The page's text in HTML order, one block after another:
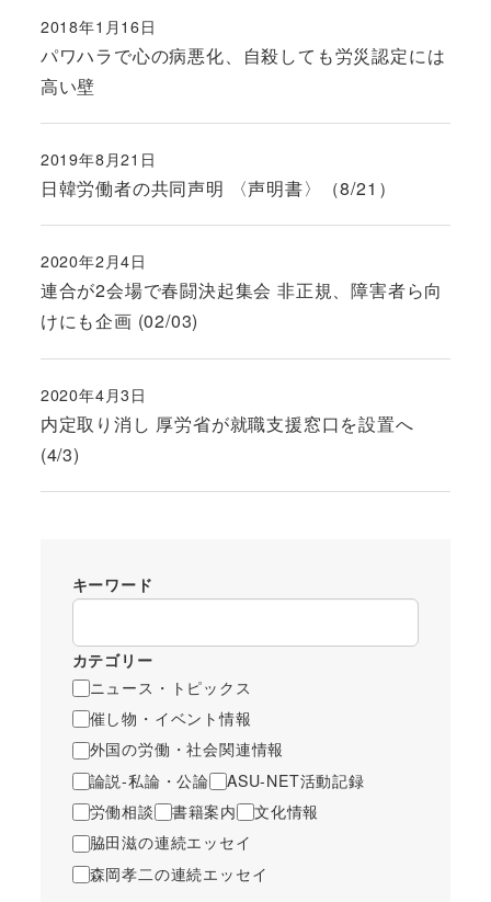
パワハラで心の病悪化、自殺しても労災認定には
高い壁
投稿日
2018年1月16日
日韓労働者の共同声明 〈声明書〉（8/21）
投稿日
2019年8月21日
連合が2会場で春闘決起集会 非正規、障害者ら向
けにも企画 (02/03)
投稿日
2020年2月4日
内定取り消し 厚労省が就職支援窓口を設置へ
(4/3)
投稿日
2020年4月3日
キーワード
カテゴリー
ニュース・トピックス
催し物・イベント情報
外国の労働・社会関連情報
論説-私論・公論
ASU-NET活動記録
労働相談
書籍案内
文化情報
脇田滋の連続エッセイ
森岡孝二の連続エッセイ